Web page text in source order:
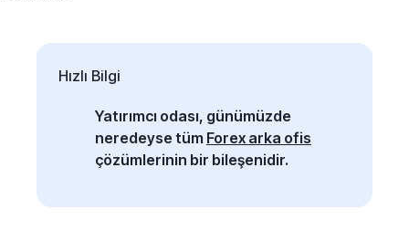
Yatırımcı odası, günümüzde
neredeyse tüm Forex arka ofis
çözümlerinin bir bileşenidir.
Hızlı Bilgi